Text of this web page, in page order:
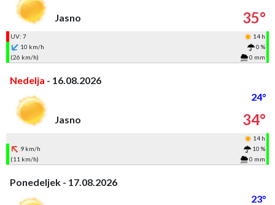
Jasno
35°
UV: 7
14 h
10 km/h
0 %
(26 km/h)
0 mm
Nedelja - 16.08.2026
24°
Jasno
34°
14 h
9 km/h
10 %
(11 km/h)
0 mm
Ponedeljek - 17.08.2026
23°